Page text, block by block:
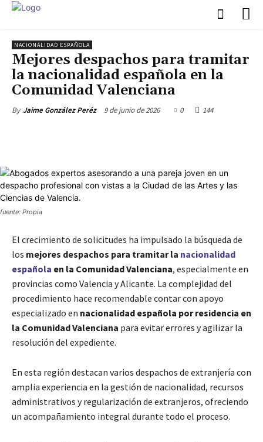
NACIONALIDAD ESPAÑOLA
Mejores despachos para tramitar
la nacionalidad española en la
Comunidad Valenciana
By Jaime González Peréz 9 de junio de 2026 0 144
fuente: Propia
El crecimiento de solicitudes ha impulsado la búsqueda de
los mejores despachos para tramitar la nacionalidad
española en la Comunidad Valenciana, especialmente en
provincias como Valencia y Alicante. La complejidad del
procedimiento hace recomendable contar con apoyo
especializado en nacionalidad española por residencia en
la Comunidad Valenciana para evitar errores y agilizar la
resolución del expediente.
En esta región destacan varios despachos de extranjería con
amplia experiencia en la gestión de nacionalidad, recursos
administrativos y regularización de extranjeros, ofreciendo
un acompañamiento integral durante todo el proceso.